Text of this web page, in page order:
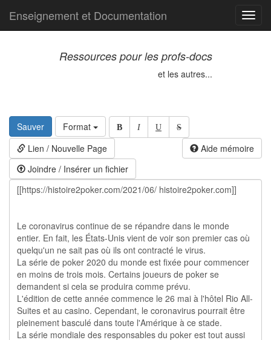
Enseignement et Documentation
Ressources pour les profs-docs
et les autres...
Sauver Format B I U S
Lien / Nouvelle Page
Aide mémoire
Joindre / Insérer un fichier